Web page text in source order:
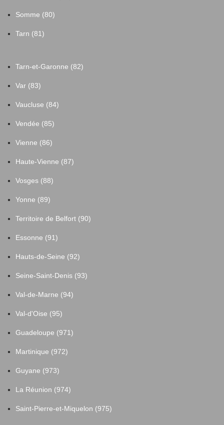
Somme (80)
Tarn (81)
Tarn-et-Garonne (82)
Var (83)
Vaucluse (84)
Vendée (85)
Vienne (86)
Haute-Vienne (87)
Vosges (88)
Yonne (89)
Territoire de Belfort (90)
Essonne (91)
Hauts-de-Seine (92)
Seine-Saint-Denis (93)
Val-de-Marne (94)
Val-d'Oise (95)
Guadeloupe (971)
Martinique (972)
Guyane (973)
La Réunion (974)
Saint-Pierre-et-Miquelon (975)